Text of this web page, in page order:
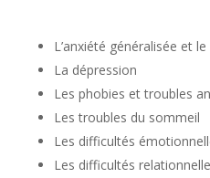
L’anxiété généralisée et
La dépression
Les phobies et troubles
Les troubles du sommeil
Les difficultés
Les difficultés